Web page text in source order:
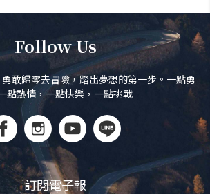
Follow Us
敢歸零去冒險，踏出夢想的第一步。一點勇
點熱情，一點快樂，一點挑戰
訂閱電子報